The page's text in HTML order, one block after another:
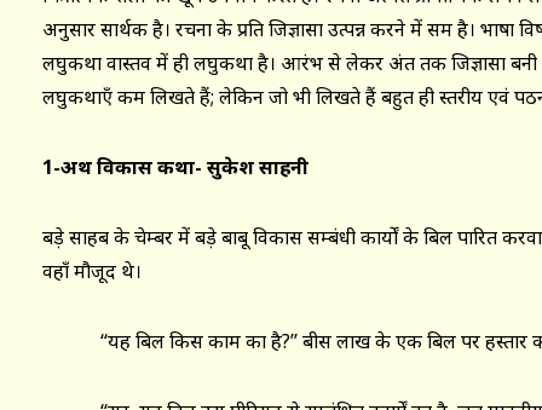
अनुसार सार्थक है। रचना के प्रति जिज्ञासा उत्पन्न करने में सक्षम है। भाषा
लघुकथा वास्तव में ही लघुकथा है। आरंभ से लेकर अंत तक जिज्ञासा
लघुकथाएँ कम लिखते हैं; लेकिन जो भी लिखते हैं बहुत ही स्तरीय एवं
1-अथ विकास कथा- सुकेश साहनी
बड़े साहब के चेम्बर में बड़े बाबू विकास सम्बंधी कार्यों के बिल पारित
वहाँ मौजूद थे।
‘‘यह बिल किस काम का है?’’ बीस लाख के एक बिल पर हस्ताक्षर